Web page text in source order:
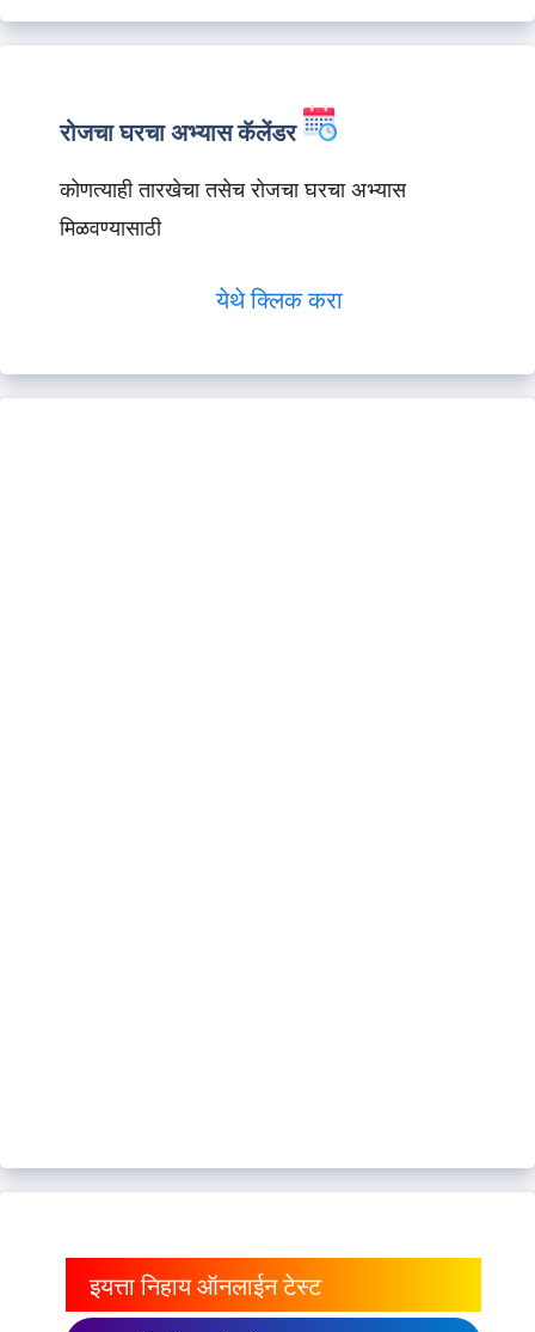
रोजचा घरचा अभ्यास कॅलेंडर
कोणत्याही तारखेचा तसेच रोजचा घरचा अभ्यास
मिळवण्यासाठी
येथे क्लिक करा
इयत्ता निहाय ऑनलाईन टेस्ट